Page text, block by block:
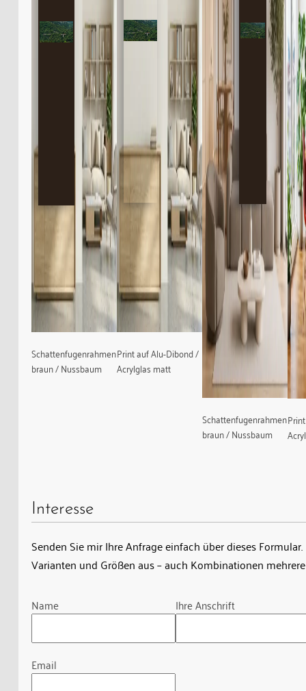
Schattenfugenrahmen
braun / Nussbaum
Print auf Alu-Dibond /
Acrylglas matt
Schattenfugenrahmen
braun / Nussbaum
Interesse
Senden Sie mir Ihre Anfrage einfach über dieses
Varianten und Größen aus – auch Kombinationen
Name
Email
Ihre Anschrift
Guardian